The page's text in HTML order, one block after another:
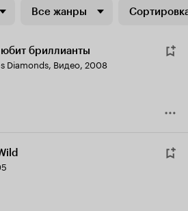
Все жанры
бриллианты
Diamonds, Видео, 2008